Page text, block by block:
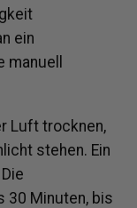
ein
Luft trocknen,
stehen. Ein
30 Minuten, bis